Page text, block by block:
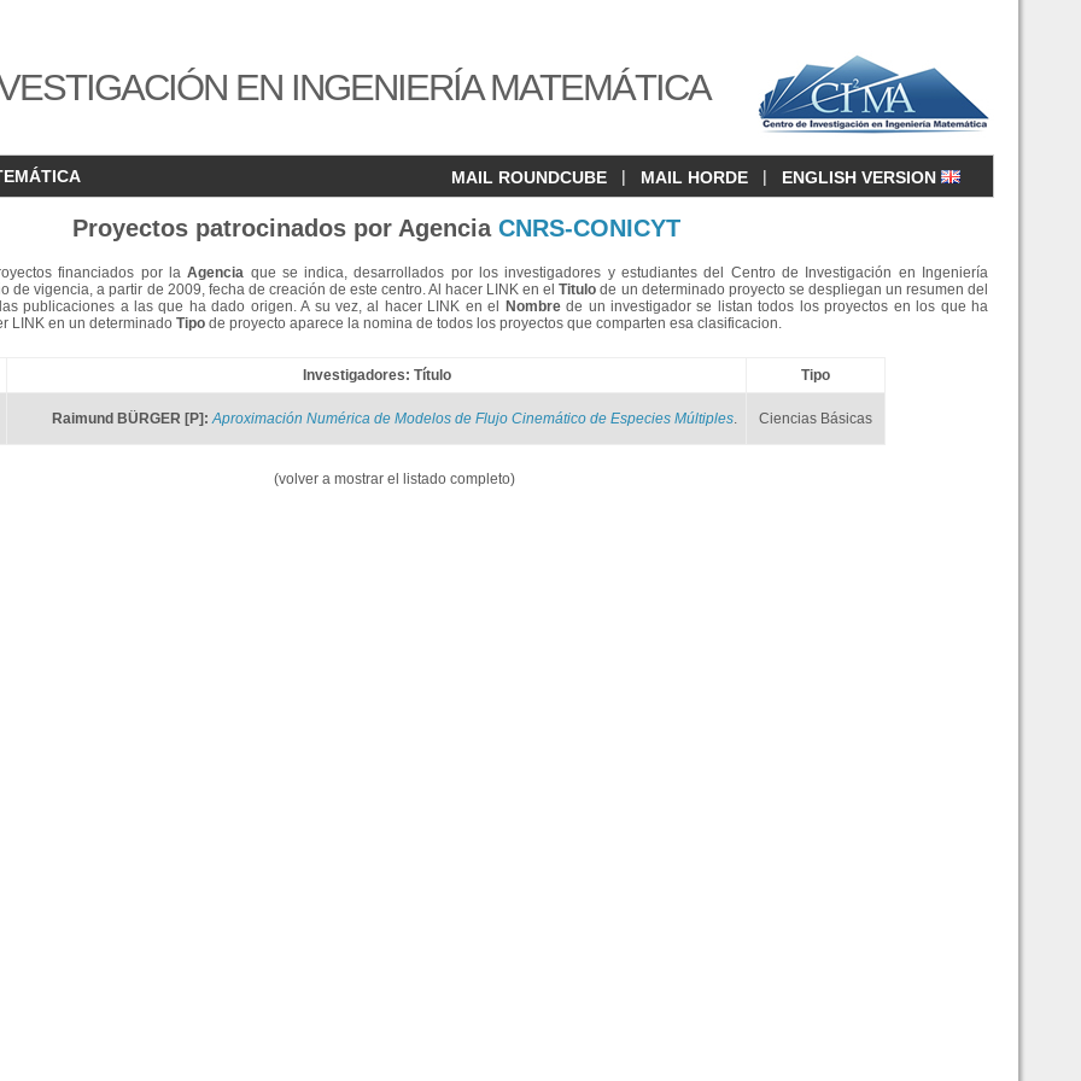
EN INGENIERÍA MATEMÁTICA
MAIL ROUNDCUBE | MAIL HORDE | ENGLISH VERSION
Proyectos patrocinados por Agencia CNRS-CONICYT
financiados por laAgencia que se indica, desarrollados por los investigadores y estudiantes del Centro de Investigación en Ingeniería
de vigencia, a partir de 2009, fecha de creación de este centro. Al hacer LINK en elTitulo de un determinado proyecto se despliegan un resumen del
publicaciones a las que ha dado origen. A su vez, al hacer LINK en el
Nombrede un investigador se listan todos los proyectos en los que ha
LINK en un determinado Tipo de proyecto aparece la nomina de todos los proyectos que comparten esa clasificacion.
Investigadores: Título Tipo
Raimund BÜRGER [P] :Aproximación Numérica de Modelos de Flujo Cinemático de Especies Múltiples. Ciencias Básicas
(volver a mostrar el listado completo)